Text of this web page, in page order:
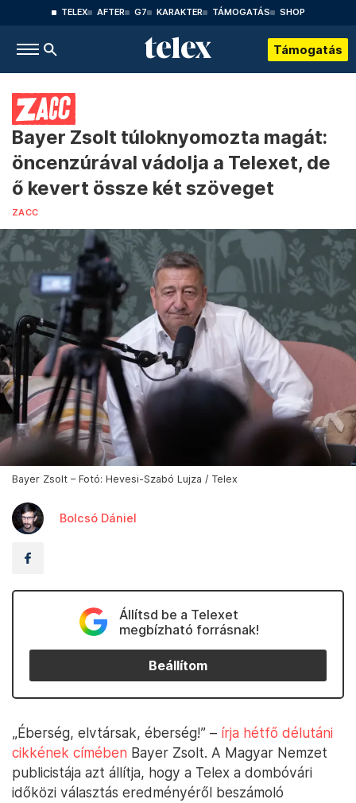
TELEX AFTER G7 KARAKTER TÁMOGATÁS SHOP
Támogatás
Bayer Zsolt túloknyomozta magát:
öncenzúrával vádolja a Telexet, de
ő kevert össze két szöveget
ZACC
Bayer Zsolt – Fotó: Hevesi-Szabó Lujza / Telex
Bolcsó Dániel
Állítsd be a Telexet
megbízható forrásnak!
Beállítom
„Éberség, elvtársak, éberség!” – írja hétfő délutáni
cikkének címében Bayer Zsolt. A Magyar Nemzet
publicistája azt állítja, hogy a Telex a dombóvári
időközi választás eredményéről beszámoló